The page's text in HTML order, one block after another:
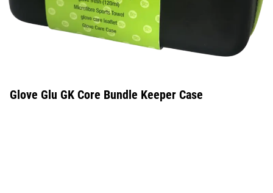
Glove Glu GK Core Bundle Keeper Case